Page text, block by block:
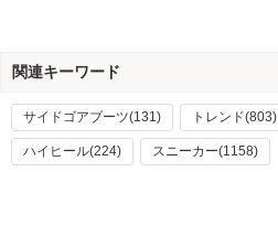
関連キーワード
サイドゴアブーツ(131) トレンド(803)
ハイヒール(224) スニーカー(1158)